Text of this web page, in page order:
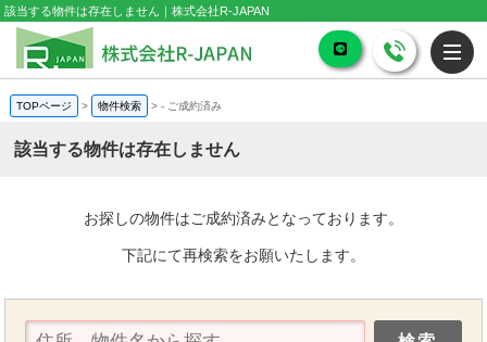
該当する物件は存在しません｜株式会社R-JAPAN
TOPページ > 物件検索 >- ご成約済み
該当する物件は存在しません
お探しの物件はご成約済みとなっております。
下記にて再検索をお願いたします。